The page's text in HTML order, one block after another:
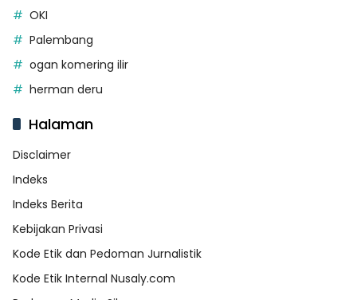
OKI
Palembang
ogan komering ilir
herman deru
Halaman
Disclaimer
Indeks
Indeks Berita
Kebijakan Privasi
Kode Etik dan Pedoman Jurnalistik
Kode Etik Internal Nusaly.com